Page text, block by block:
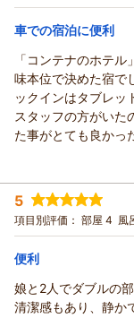
ンク付【駐車場至近＆
宿泊価格帯： 4,001～
HOTEL R9 The Yard
この度はHOTEL
ありがとうござい
うでスタッフ一同
一層ご満足頂ける
にお越しの際には
のお越しをスタッ
車での宿泊に便利
「コンテナのホテ
味本位で決めた宿で
ックインはタブレッ
スタッフの方がいた
た事がとても良かっ
るので、部屋から
宿泊時期： 2026年02月
投稿者： りのこさん
宿泊プラン： 【スタン
ンク付【駐車場至近＆
宿泊価格帯：
HOTEL R9 The Yard
この度はHOTEL
5
項目別評価： 部屋 4 風
便利
娘と2人でダブルの
清潔感もあり、静か